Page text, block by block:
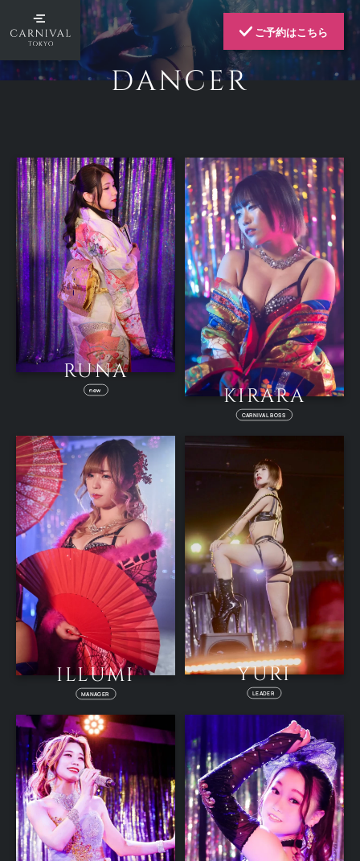
ご予約はこちら
DANCER
RUNA
new KIRARA
CARNIVAL BOSS
ILLUMI
MANAGER
YURI
LEADER